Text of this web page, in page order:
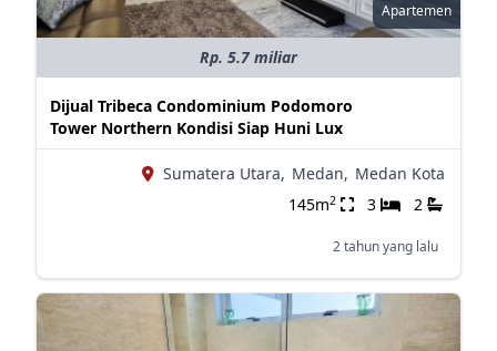
Apartemen
Rp. 5.7 miliar
Dijual Tribeca Condominium Podomoro
Tower Northern Kondisi Siap Huni Lux
Sumatera Utara, Medan, Medan Kota
145m2 3 2
2 tahun yang lalu